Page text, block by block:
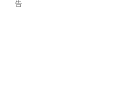
告